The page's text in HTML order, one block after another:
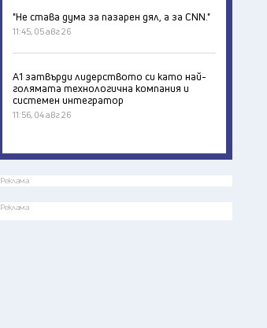
"Не става дума за пазарен дял, а за CNN."
11:45, 05 авг 26
А1 затвърди лидерството си като най-
голямата технологична компания и
системен интегратор
11:56, 04 авг 26
Реклама
Реклама